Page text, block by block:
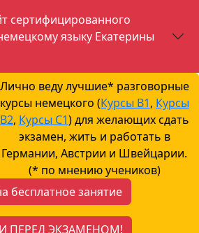
сертифицированного
языку Екатерины
Лично веду лучшие* разговорные
курсы немецкого (Курсы B1, Курсы
B2, Курсы С1) для желающих сдать
экзамен, жить и работать в
Германии, Австрии и Швейцарии.
(* по мнению учеников)
бесплатное занятие
ПЕРЕД ЭКЗАМЕНОМ!